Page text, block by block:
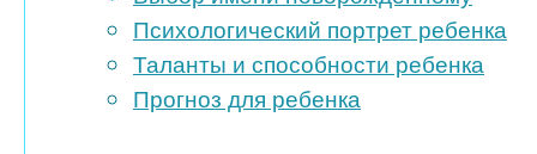
Психологический портрет ребенка
Таланты и способности ребенка
Прогноз для ребенка